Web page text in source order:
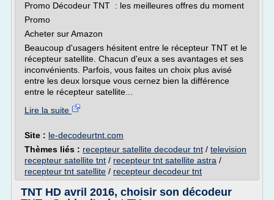
Promo Décodeur TNT : les meilleures offres du moment
Promo
Acheter sur Amazon
Beaucoup d'usagers hésitent entre le récepteur TNT et le
récepteur satellite. Chacun d'eux a ses avantages et ses
inconvénients. Parfois, vous faites un choix plus avisé
entre les deux lorsque vous cernez bien la différence
entre le récepteur satellite...
Lire la suite
Site : le-decodeurtnt.com
Thèmes liés : recepteur satellite decodeur tnt / television
recepteur satellite tnt / recepteur tnt satellite astra /
recepteur tnt satellite / recepteur decodeur tnt
TNT HD avril 2016, choisir son décodeur